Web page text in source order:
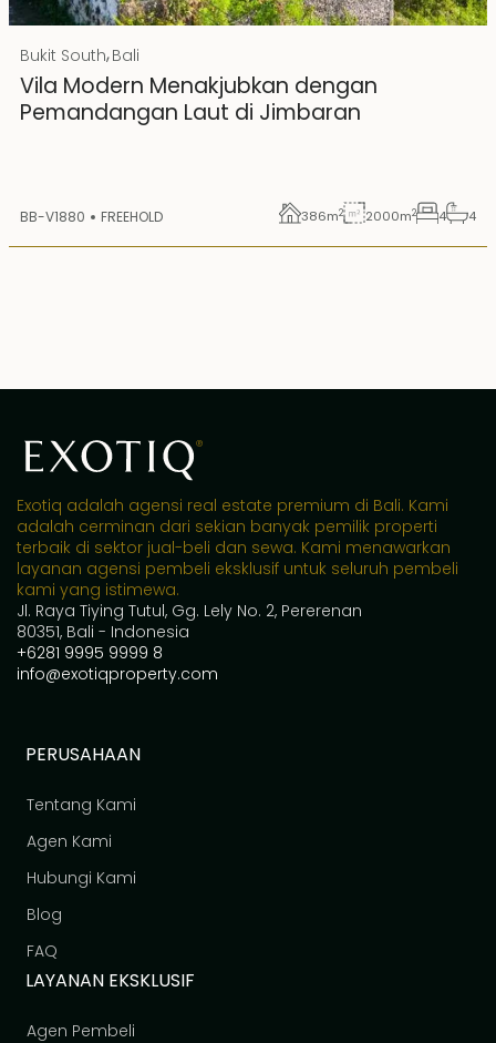
Rp 20000000000
IDR
Hak Milik
Bukit South,Bali
Vila Modern Menakjubkan dengan
Pemandangan Laut di Jimbaran
BB-V1880 FREEHOLD 386m2 2000m2 4 4
Exotiq adalah agensi real estate premium di Bali. Kami
adalah cerminan dari sekian banyak pemilik properti
terbaik di sektor jual-beli dan sewa. Kami menawarkan
layanan agensi pembeli eksklusif untuk seluruh pembeli
kami yang istimewa.
Jl. Raya Tiying Tutul, Gg. Lely No. 2, Pererenan
80351, Bali - Indonesia
+6281 9995 9999 8
info@exotiqproperty.com
PERUSAHAAN
Tentang Kami
Agen Kami
Hubungi Kami
Blog
FAQ
LAYANAN EKSKLUSIF
Agen Pembeli